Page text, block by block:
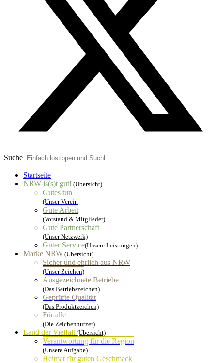
Suche
Startseite
NRW is(s)t gut! (Übersicht)
Gutes tun
(Unser Verein
Gute Arbeit
(Vorstand & Mitglieder)
Gute Partnerschaft
(Unser Netzwerk)
Guter Service(Unsere Leistungen)
Marke NRW (Übersicht)
Sicher und ehrlich aus NRW
(Unser Zeichen)
Ausgezeichnete Betriebe
(Das Betriebszeichen)
Geprüfte Qualität
(Das Produktzeichen)
Für alle
(Die Zeichennutzer)
Land der Vielfalt(Übersicht)
Verantwortung für die Region
(Unsere Aufgabe)
Heimat für guten Geschmack